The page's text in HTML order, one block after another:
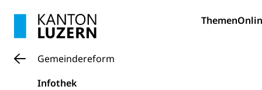
Themen
Gemeindereform
Infothek